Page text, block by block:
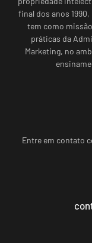
final dos anos
tem como
práticas da
Marketing, no
Entre em contato